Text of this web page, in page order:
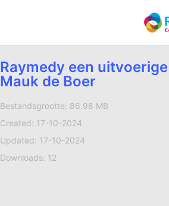
Raymedy een
Mauk de Boer
Bestandsgrootte: 86.98 MB
Created: 17-10-2024
Updated: 17-10-2024
Downloads: 12